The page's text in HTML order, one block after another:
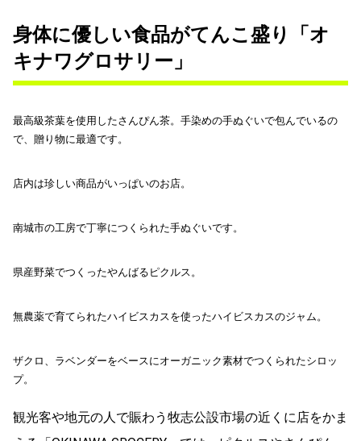
身体に優しい食品がてんこ盛り「オ
キナワグロサリー」
最高級茶葉を使用したさんぴん茶。手染めの手ぬぐいで包んでいるの
で、贈り物に最適です。
店内は珍しい商品がいっぱいのお店。
南城市の工房で丁寧につくられた手ぬぐいです。
県産野菜でつくったやんばるピクルス。
無農薬で育てられたハイビスカスを使ったハイビスカスのジャム。
ザクロ、ラベンダーをベースにオーガニック素材でつくられたシロッ
プ。
観光客や地元の人で賑わう牧志公設市場の近くに店をかま